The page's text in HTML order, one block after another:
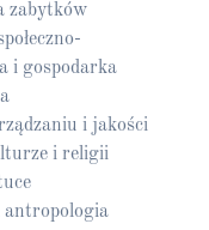
zabytków
i gospodarka
i jakości
i religii
antropologia